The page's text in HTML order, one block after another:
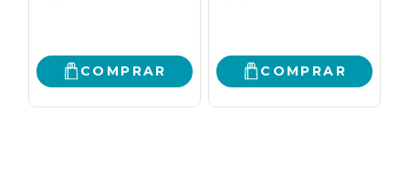
COMPRAR COMPRAR